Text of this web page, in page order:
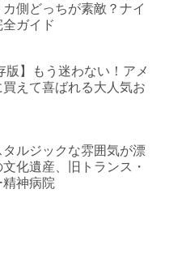
側どっちが素敵？ナイ
ガイド
版】もう迷わない！アメ
買えて喜ばれる大人気お
ルジックな雰囲気が漂
化遺産、旧トランス・
神病院